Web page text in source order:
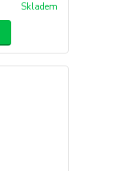
Skladem